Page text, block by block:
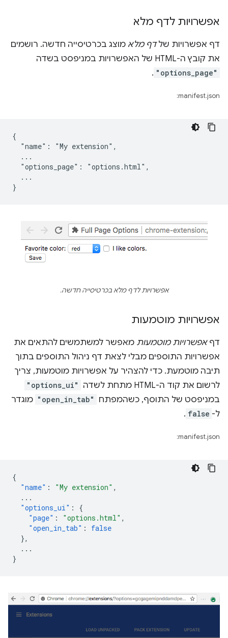
אפשרויות לדף מלא
דף אפשרויות שלדף מלא מוצג בכרטיסייה חדשה. רושמים
את קובץ ה-HTML של האפשרויות במניפסט בשדה
"options_page"
.
manifest.json:
{
  "name": "My extension",
  ...
  "options_page": "options.html",
  ...
אפשרויות לדף מלא בכרטיסייה חדשה.
אפשרויות מוטמעות
דףאפשרויות מוטמעות מאפשר למשתמשים להתאים את
אפשרויות התוספים מבלי לצאת דף ניהול התוספים בתוך
תיבה מוטמעת. כדי להצהיר על אפשרויות מוטמעות, צריך
לרשום את קוד ה-HTML מתחת לשדה
"options_ui"
במניפסט של התוסף, כשהמפתח "open_in_tab" מוגדר
ל- false
.
manifest.json:
{
"name" : "My extension" ,
...
"options_ui" :
{
"page" : "options.html" ,
"open_in_tab" :
false
},
...
}